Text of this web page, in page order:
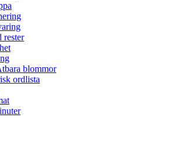
rester
blommor
ordlista